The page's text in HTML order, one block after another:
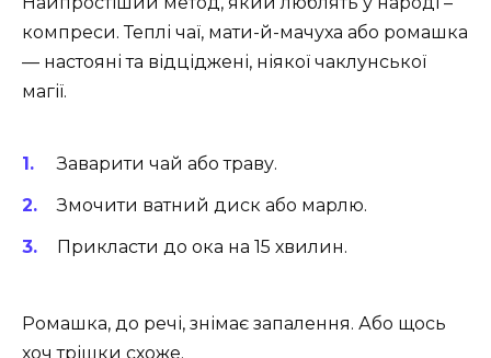
компреси. Теплі чаї, мати-й-мачуха або ромашка
— настояні та відціджені, ніякої чаклунської
магії.
Заварити чай або траву.
Змочити ватний диск або марлю.
Прикласти до ока на 15 хвилин.
Ромашка, до речі, знімає запалення. Або щось
хоч трішки схоже.